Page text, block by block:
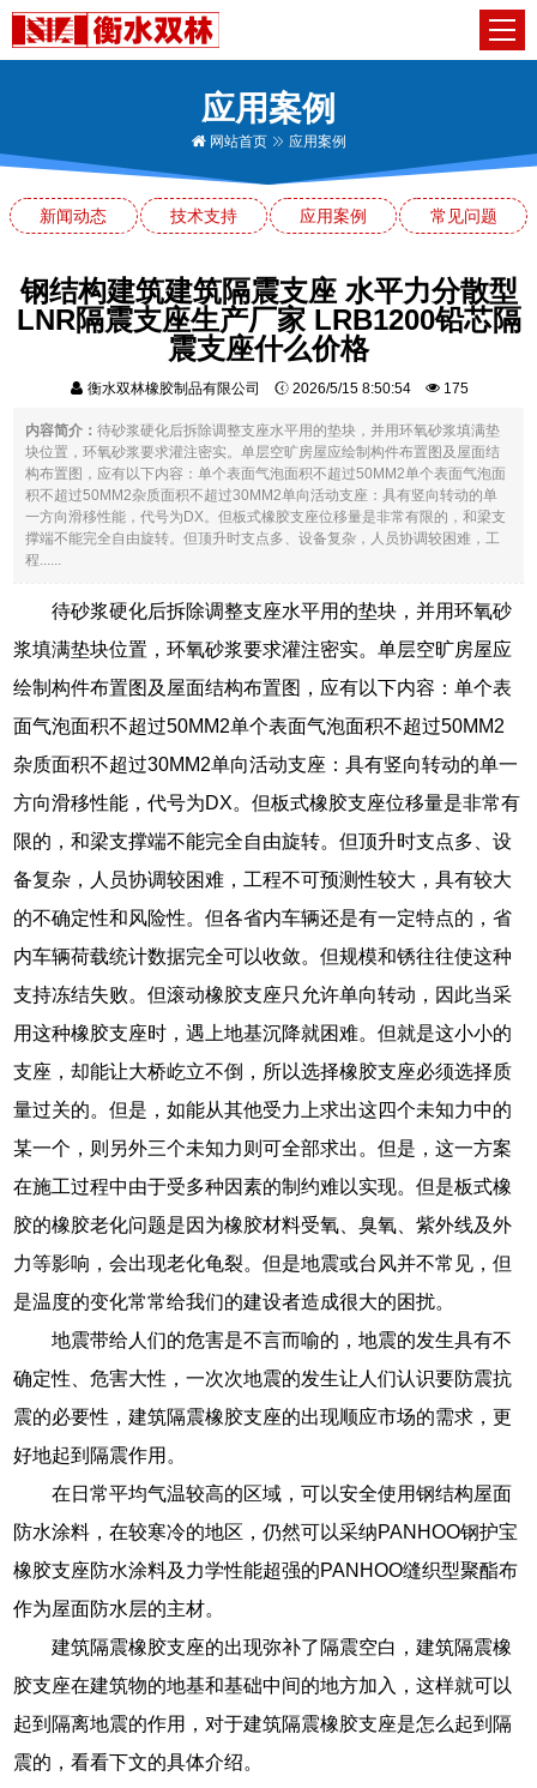
应用案例
网站首页 应用案例
新闻动态 技术支持 应用案例 常见问题
钢结构建筑建筑隔震支座 水平力分散型
LNR隔震支座生产厂家 LRB1200铅芯隔
震支座什么价格
衡水双林橡胶制品有限公司 2026/5/15 8:50:54 175
内容简介：待砂浆硬化后拆除调整支座水平用的垫块，并用环氧砂浆填满垫
块位置，环氧砂浆要求灌注密实。单层空旷房屋应绘制构件布置图及屋面结
构布置图，应有以下内容：单个表面气泡面积不超过50MM2单个表面气泡面
积不超过50MM2杂质面积不超过30MM2单向活动支座：具有竖向转动的单
一方向滑移性能，代号为DX。但板式橡胶支座位移量是非常有限的，和梁支
撑端不能完全自由旋转。但顶升时支点多、设备复杂，人员协调较困难，工
程......
待砂浆硬化后拆除调整支座水平用的垫块，并用环氧砂
浆填满垫块位置，环氧砂浆要求灌注密实。单层空旷房屋应
绘制构件布置图及屋面结构布置图，应有以下内容：单个表
面气泡面积不超过50MM2单个表面气泡面积不超过50MM2
杂质面积不超过30MM2单向活动支座：具有竖向转动的单一
方向滑移性能，代号为DX。但板式橡胶支座位移量是非常有
限的，和梁支撑端不能完全自由旋转。但顶升时支点多、设
备复杂，人员协调较困难，工程不可预测性较大，具有较大
的不确定性和风险性。但各省内车辆还是有一定特点的，省
内车辆荷载统计数据完全可以收敛。但规模和锈往往使这种
支持冻结失败。但滚动橡胶支座只允许单向转动，因此当采
用这种橡胶支座时，遇上地基沉降就困难。但就是这小小的
支座，却能让大桥屹立不倒，所以选择橡胶支座必须选择质
量过关的。但是，如能从其他受力上求出这四个未知力中的
某一个，则另外三个未知力则可全部求出。但是，这一方案
在施工过程中由于受多种因素的制约难以实现。但是板式橡
胶的橡胶老化问题是因为橡胶材料受氧、臭氧、紫外线及外
力等影响，会出现老化龟裂。但是地震或台风并不常见，但
是温度的变化常常给我们的建设者造成很大的困扰。
地震带给人们的危害是不言而喻的，地震的发生具有不
确定性、危害大性，一次次地震的发生让人们认识要防震抗
震的必要性，建筑隔震橡胶支座的出现顺应市场的需求，更
好地起到隔震作用。
在日常平均气温较高的区域，可以安全使用钢结构屋面
防水涂料，在较寒冷的地区，仍然可以采纳PANHOO钢护宝
橡胶支座防水涂料及力学性能超强的PANHOO缝织型聚酯布
作为屋面防水层的主材。
建筑隔震橡胶支座的出现弥补了隔震空白，建筑隔震橡
胶支座在建筑物的地基和基础中间的地方加入，这样就可以
起到隔离地震的作用，对于建筑隔震橡胶支座是怎么起到隔
震的，看看下文的具体介绍。